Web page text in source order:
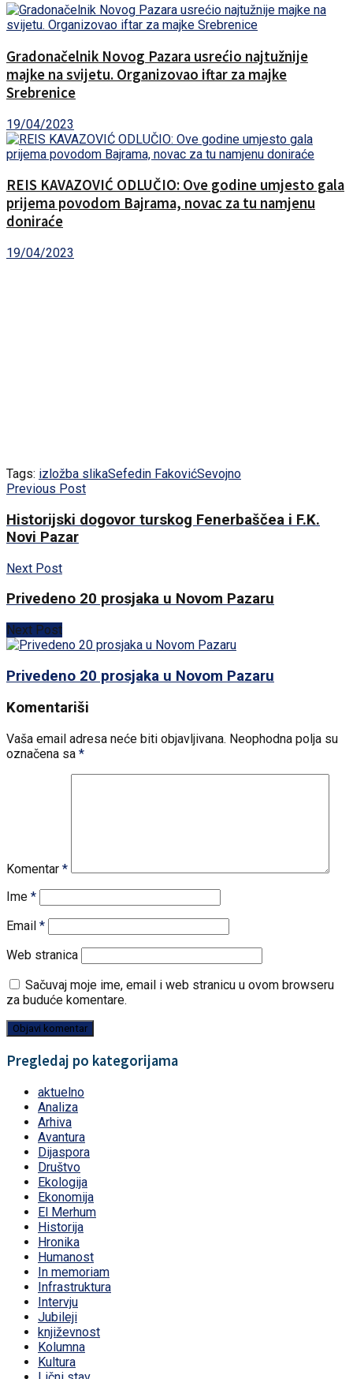
Gradonačelnik Novog Pazara usrećio najtužnije
majke na svijetu. Organizovao iftar za majke
Srebrenice
19/04/2023
REIS KAVAZOVIĆ ODLUČIO: Ove godine umjesto gala
prijema povodom Bajrama, novac za tu namjenu
doniraće
19/04/2023
Tags: izložba slikaSefedin FakovićSevojno
Previous Post
Historijski dogovor turskog Fenerbaščea i F.K.
Novi Pazar
Next Post
Privedeno 20 prosjaka u Novom Pazaru
Next Post
Privedeno 20 prosjaka u Novom Pazaru
Komentariši
Vaša email adresa neće biti objavljivana. Neophodna polja su
označena sa *
Komentar *
Ime *
Email *
Web stranica
Sačuvaj moje ime, email i web stranicu u ovom browseru
za buduće komentare.
Pregledaj po kategorijama
aktuelno
Analiza
Arhiva
Avantura
Dijaspora
Društvo
Ekologija
Ekonomija
El Merhum
Historija
Hronika
Humanost
In memoriam
Infrastruktura
Intervju
Jubileji
književnost
Kolumna
Kultura